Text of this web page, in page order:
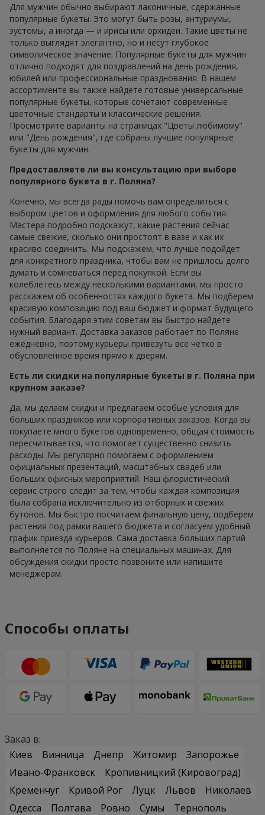
Для мужчин обычно выбирают лаконичные, сдержанные
популярные букеты. Это могут быть розы, антуриумы,
эустомы, а иногда — и ирисы или орхидеи. Такие цветы не
только выглядят элегантно, но и несут глубокое
символическое значение. Популярные букеты для мужчин
отлично подходят для поздравлений на день рождения,
юбилей или профессиональные празднования. В нашем
ассортименте вы также найдете готовые универсальные
популярные букеты, которые сочетают современные
цветочные стандарты и классические решения.
Просмотрите варианты на страницах "Цветы любимому"
или "День рождения", где собраны лучшие популярные
букеты для мужчин.
Предоставляете ли вы консультацию при выборе
популярного букета в г. Поляна?
Конечно, мы всегда рады помочь вам определиться с
выбором цветов и оформления для любого события.
Мастера подробно подскажут, какие растения сейчас
самые свежие, сколько они простоят в вазе и как их
красиво соединить. Мы подскажем, что лучше подойдет
для конкретного праздника, чтобы вам не пришлось долго
думать и сомневаться перед покупкой. Если вы
колеблетесь между несколькими вариантами, мы просто
расскажем об особенностях каждого букета. Мы подберем
красивую композицию под ваш бюджет и формат будущего
события. Благодаря этим советам вы быстро найдете
нужный вариант. Доставка заказов работает по Поляне
ежедневно, поэтому курьеры привезуть все четко в
обусловленное время прямо к дверям.
Есть ли скидки на популярные букеты в г. Поляна при
крупном заказе?
Да, мы делаем скидки и предлагаем особые условия для
больших праздников или корпоративных заказов. Когда вы
покупаете много букетов одновременно, общая стоимость
пересчитывается, что помогает существенно снизить
расходы. Мы регулярно помогаем с оформлением
официальных презентаций, масштабных свадеб или
больших офисных мероприятий. Наш флористический
сервис строго следит за тем, чтобы каждая композиция
была собрана исключительно из отборных и свежих
бутонов. Мы быстро посчитаем финальную цену, подберем
растения под рамки вашего бюджета и согласуем удобный
график приезда курьеров. Сама доставка больших партий
выполняется по Поляне на специальных машинах. Для
обсуждения скидки просто позвоните или напишите
менеджерам.
Способы оплаты
Заказ в:
Киев
Винница Днепр Житомир
Запорожье
Ивано-Франковск
Кропивницкий (Кировоград)
Кременчуг
Кривой Рог Луцк Львов
Николаев
Одесса
Полтава Ровно Сумы
Тернополь